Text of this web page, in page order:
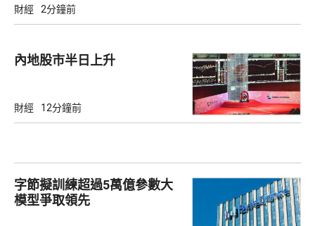
財經 2分鐘前
內地股市半日上升
財經 12分鐘前
字節擬訓練超過5萬億參數大
模型爭取領先